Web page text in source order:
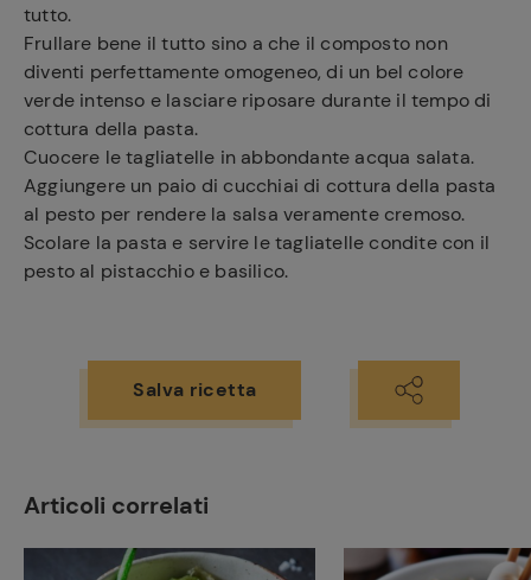
tutto.
Frullare bene il tutto sino a che il composto non
diventi perfettamente omogeneo, di un bel colore
verde intenso e lasciare riposare durante il tempo di
cottura della pasta.
Cuocere le tagliatelle in abbondante acqua salata.
Aggiungere un paio di cucchiai di cottura della pasta
al pesto per rendere la salsa veramente cremoso.
Scolare la pasta e servire le tagliatelle condite con il
pesto al pistacchio e basilico.
Salva ricetta
Articoli correlati
preferite